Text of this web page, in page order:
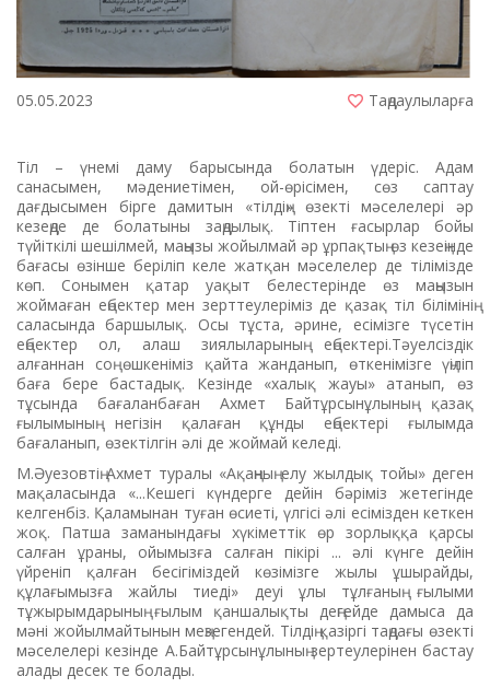
05.05.2023 Таңдаулыларға
Тіл – үнемі даму барысында болатын үдеріс. Адам
санасымен, мәдениетімен, ой-өрісімен, сөз саптау
дағдысымен бірге дамитын «тілдің» өзекті мәселелері әр
кезеңде де болатыны заңдылық. Тіптен ғасырлар бойы
түйіткілі шешілмей, маңызы жойылмай әр ұрпақтың өз кезеңінде
бағасы өзінше беріліп келе жатқан мәселелер де тілімізде
көп. Сонымен қатар уақыт белестерінде өз маңызын
жоймаған еңбектер мен зерттеулеріміз де қазақ тіл білімінің
саласында баршылық. Осы тұста, әрине, есімізге түсетін
еңбектер ол, алаш зиялыларының еңбектері.Тәуелсіздік
алғаннан соң өшкеніміз қайта жанданып, өткенімізге үңіліп
баға бере бастадық. Кезінде «халық жауы» атанып, өз
тұсында бағаланбаған Ахмет Байтұрсынұлының қазақ
ғылымының негізін қалаған құнды еңбектері ғылымда
бағаланып, өзектілгін әлі де жоймай келеді.
М.Әуезовтің Ахмет туралы «Ақаңның елу жылдық тойы» деген
мақаласында «...Кешегі күндерге дейін бәріміз жетегінде
келгенбіз. Қаламынан туған өсиеті, үлгісі әлі есімізден кеткен
жоқ. Патша заманындағы хүкіметтік өр зорлыққа қарсы
салған ұраны, ойымызға салған пікірі ... әлі күнге дейін
үйреніп қалған бесігіміздей көзімізге жылы ұшырайды,
құлағымызға жайлы тиеді» деуі ұлы тұлғаның ғылыми
тұжырымдарының ғылым қаншалықты деңгейде дамыса да
мәні жойылмайтынын меңзегендей. Тілдің қазіргі таңдағы өзекті
мәселелері кезінде А.Байтұрсынұлының зертеулерінен бастау
алады десек те болады.